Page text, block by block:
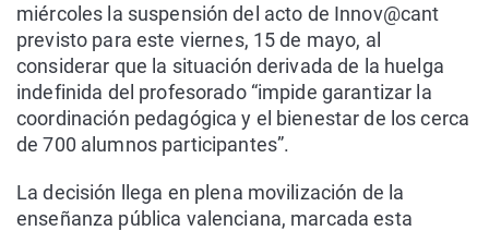
miércoles la suspensión del acto de Innov@cant
previsto para este viernes, 15 de mayo, al
considerar que la situación derivada de la huelga
indefinida del profesorado “impide garantizar la
coordinación pedagógica y el bienestar de los cerca
de 700 alumnos participantes”.
La decisión llega en plena movilización de la
enseñanza pública valenciana, marcada esta